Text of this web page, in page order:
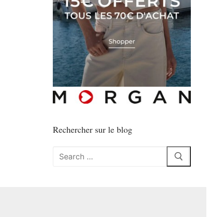
Rechercher sur le blog
Rechercher